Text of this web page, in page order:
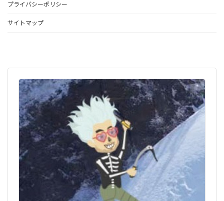
プライバシーポリシー
サイトマップ